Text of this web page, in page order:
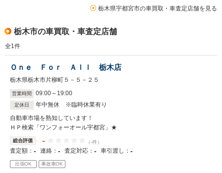
栃木県宇都宮市の車買取・車査定店舗を見る
栃木市の車買取・車査定店舗
全1件
Ｏｎｅ Ｆｏｒ Ａｌｌ 栃木店
栃木県栃木市片柳町５－５－２５
営業時間 09:00～ 19:00
定休日
年中無休 ※臨時休業有り
自動車市場を熟知しています！
ＨＰ検索「ワンフォーオール宇都宮」★
総合評価 - （-件）
査定額： - 連絡： - 査定対応： - 車引渡し： -
出張OK 事故車OK